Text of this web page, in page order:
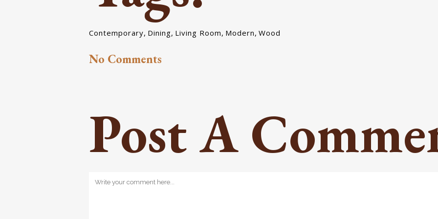
Contemporary, Dining, Living Room, Modern, Wood
No Comments
Post A